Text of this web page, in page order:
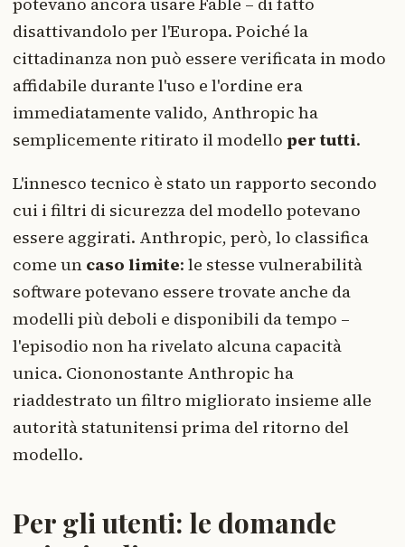
disattivandolo per l'Europa. Poiché la
cittadinanza non può essere verificata in modo
affidabile durante l'uso e l'ordine era
immediatamente valido, Anthropic ha
semplicemente ritirato il modello per tutti.
L'innesco tecnico è stato un rapporto secondo
cui i filtri di sicurezza del modello potevano
essere aggirati. Anthropic, però, lo classifica
come un caso limite: le stesse vulnerabilità
software potevano essere trovate anche da
modelli più deboli e disponibili da tempo –
l'episodio non ha rivelato alcuna capacità
unica. Ciononostante Anthropic ha
riaddestrato un filtro migliorato insieme alle
autorità statunitensi prima del ritorno del
modello.
Per gli utenti: le domande